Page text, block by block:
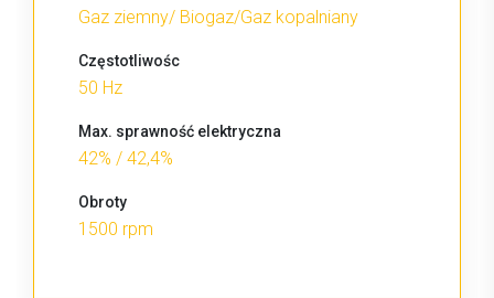
Gaz ziemny/ Biogaz/Gaz kopalniany
Częstotliwośc
50 Hz
Max. sprawność elektryczna
42% / 42,4%
Obroty
1500 rpm